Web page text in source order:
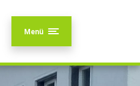
Menü